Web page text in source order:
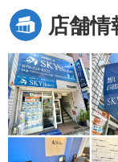
店舗情